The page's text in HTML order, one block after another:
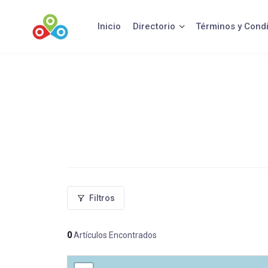
contenido
Inicio Directorio Términos y
Filtros
0Artículos Encontrados